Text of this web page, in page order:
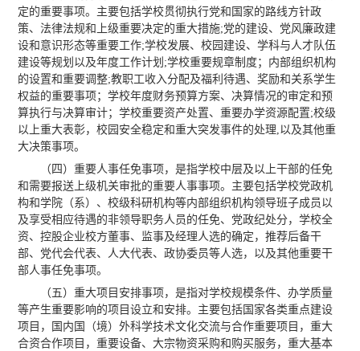
定的重要事项。主要包括学校贯彻执行党和国家的路线方针政
策、法律法规和上级重要决定的重大措施;党的建设、党风廉政建
设和意识形态等重要工作;学校发展、校园建设、学科与人才队伍
建设等规划以及年度工作计划;学校重要规章制度；内部组织机构
的设置和重要调整;教职工收入分配及福利待遇、奖励和关系学生
权益的重要事项；学校年度财务预算方案、决算情况的审定和预
算执行与决算审计；学校重要资产处置、重要办学资源配置;校级
以上重大表彰，校园安全稳定和重大突发事件的处理,以及其他重
大决策事项。
（四）重要人事任免事项，是指学校中层及以上干部的任免
和需要报送上级机关审批的重要人事事项。主要包括学校党政机
构和学院（系）、校级科研机构等内部组织机构领导班子成员以
及享受相应待遇的非领导职务人员的任免、党政纪处分，学校全
资、控股企业校方董事、监事及经理人选的确定，推荐后备干
部、党代会代表、人大代表、政协委员等人选，以及其他重要干
部人事任免事项。
（五）重大项目安排事项，是指对学校规模条件、办学质量
等产生重要影响的项目设立和安排。主要包括国家各类重点建设
项目，国内国（境）外科学技术文化交流与合作重要项目，重大
合资合作项目，重要设备、大宗物资采购和购买服务，重大基本